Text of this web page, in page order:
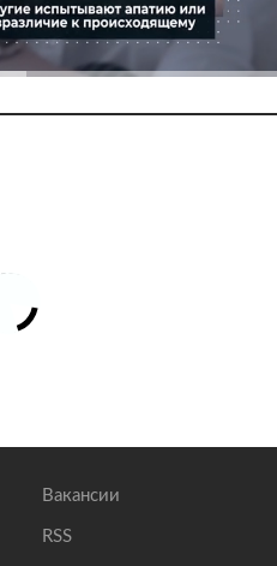
Вакансии
RSS